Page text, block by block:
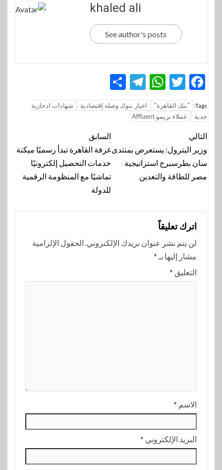
khaled ali
See author's posts
Facebook
Twitter
WhatsApp
Telegram
Tags: "بنك القاهرة" اخبار بنوك وصله إقتصادية
شهادات ادخارية
جدية
عملاء بريمو Affluent
تنقل
المقالة
السابق
غرفة القاهرة تبدأ رسميًا ميكنة
خدمات التحصيل إلكترونيًا
تماشيًا مع المنظومة الرقمية
للدولة
التالي
وزير البترول: يستعرض بمنتدى
سان بطرسبرج استراتيجية
مصر للطاقة والتعدين
اترك تعليقاً
لن يتم نشر عنوان بريدك الإلكتروني. الحقول الإلزامية
مشار إليها بـ *
التعليق *
الاسم *
البريد الإلكتروني *